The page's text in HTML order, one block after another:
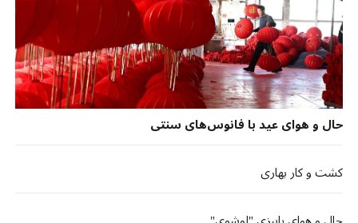
حال و هوای عید با فانوس‌های سنتی
کشت و کار بهاری